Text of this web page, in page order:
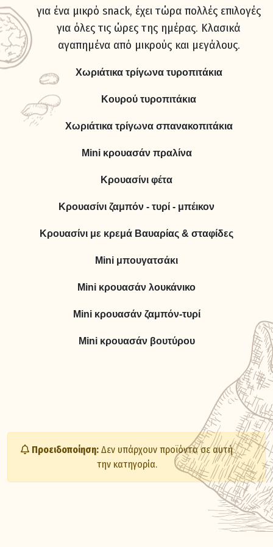
για ένα μικρό snack, έχει τώρα πολλές επιλογές
για όλες τις ώρες της ημέρας. Κλασικά
αγαπημένα από μικρούς και μεγάλους.
Χωριάτικα τρίγωνα τυροπιτάκια
Kουρού τυροπιτάκια
Χωριάτικα τρίγωνα σπανακοπιτάκια
Μini κρουασάν πραλίνα
Κρουασίνι φέτα
Κρουασίνι ζαμπόν - τυρί - μπέικον
Κρουασίνι με κρεμά Βαυαρίας & σταφίδες
Μini μπουγατσάκι
Μini κρουασάν λουκάνικο
Μini κρουασάν ζαμπόν-τυρί
Μini κρουασάν βουτύρου
Προειδοποίηση: Δεν υπάρχουν προϊόντα σε αυτή
την κατηγορία.